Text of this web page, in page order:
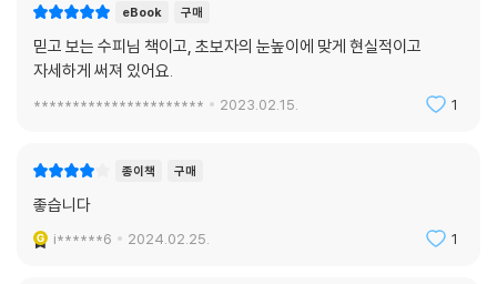
하면 출력이 커지고 혈압, 혈당도 좋아진다. 의사 선생님께 ‘운동 안 하면
조만간 염라대왕 영접함’이라는 말을 들으면 걷기부터 시작하는 것도 그
때문이다. 하지만 머릿수를 따지면 ‘체지방 태우기’, 쉽게 말해 살빼기가 목
적인 사람이 더 많다. 어느 운동을 하든 에너지를 평소보다 더 태우지만, 시
간당으로 보면 유산소운동이 확실히 빨리 태운다. 대신 힘이 세어지거나
력운동과 짝을 지을 수밖에 없다.
--- 「5강 | 애증의 유산소운동」 중에서
3대 영양소를 어떻게 분할할지 생각해 보자. 사실 시중의 이런저런 다이어
민을 누구보다 잘 이해한다. 덕분에 이 책에서는 헬스 초보들이 할 법한 고
민과 걱정을 총망라할 수 있었다. 마른 건지 뚱뚱한 건지 내 몸뚱이 진상 파
악에서부터 복부비만, 어좁이, 처진 엉덩이, 빈약한 가슴 등 각자의 특별한
목표 잡기, 헬스장&트레이너 고르기와 헬스장 진상 피하는 팁, 근력운동
칼로리표와 근력운동 일람표도 제공한다. 초보에게 너무 많은 정보를 제공
하는 것 아니냐고? 걱정은 접어두시라. 왕초보들 맞춤으로 구구절절 이론
설명은 빼고, 여러 선택지를 제시한 후 골라보란 방식도 빼고, 독자에게 팍
eBook 구매
믿고 보는 수피님 책이고, 초보자의 눈높이에 맞게 현실적이고
자세하게 써져 있어요.
********************** 2023.02.15. 1
종이책 구매
좋습니다
i******6 2024.02.25. 1